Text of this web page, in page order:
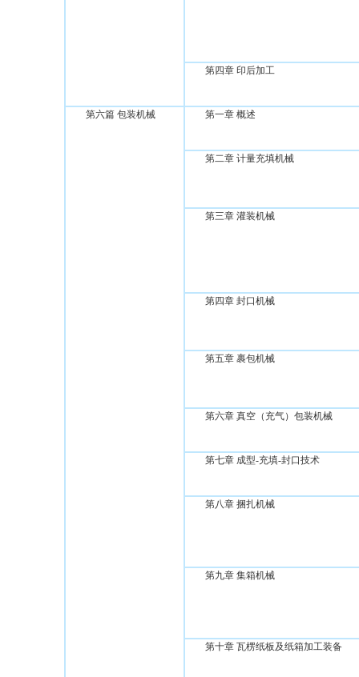
第四章 印后加工
第六篇 包装机械 第一章 概述
第二章 计量充填机械
第三章 灌装机械
第四章 封口机械
第五章 裹包机械
第六章 真空（充气）包装机械
第七章 成型-充填-封口技术
第八章 捆扎机械
第九章 集箱机械
第十章 瓦楞纸板及纸箱加工装备